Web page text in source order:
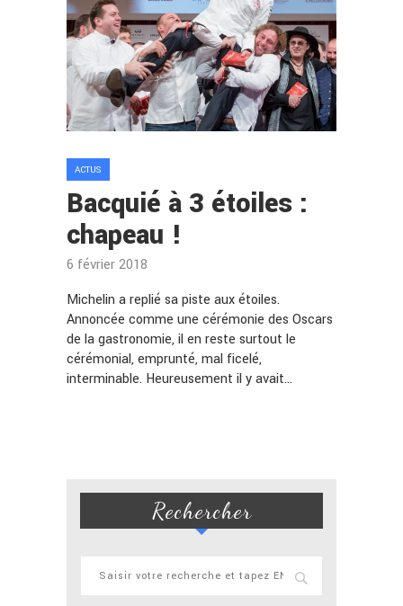
ACTUS
Bacquié à 3 étoiles :
chapeau !
6 février 2018
Michelin a replié sa piste aux étoiles.
Annoncée comme une cérémonie des Oscars
de la gastronomie, il en reste surtout le
cérémonial, emprunté, mal ficelé,
interminable. Heureusement il y avait…
Rechercher